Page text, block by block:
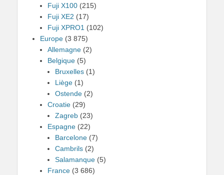
Fuji X100 (215)
Fuji XE2 (17)
Fuji XPRO1 (102)
Europe (3 875)
Allemagne (2)
Belgique (5)
Bruxelles (1)
Liège (1)
Ostende (2)
Croatie (29)
Zagreb (23)
Espagne (22)
Barcelone (7)
Cambrils (2)
Salamanque (5)
France (3 686)